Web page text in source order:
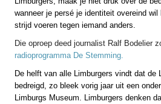
wanneer je persé je identiteit overeind
strijd voeren tegen iemand anders.
Die oproep deed journalist Ralf Bodelier
radioprogramma De Stemming.
De helft van alle Limburgers vindt dat de
bedreigd, zo bleek vorig jaar uit een
Limburgs Museum. Limburgers denken